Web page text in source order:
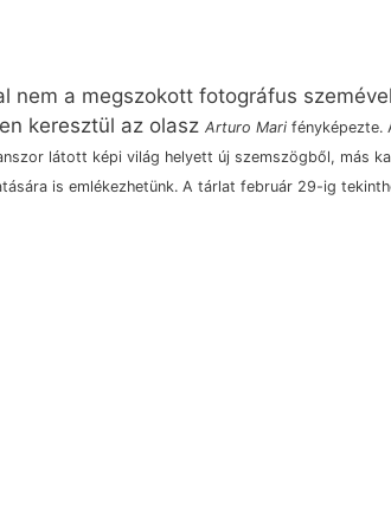
nem a megszokott fotográfus
keresztül az olasz Arturo Mari fényképezte.
látott képi világ helyett új szemszögből, más
is emlékezhetünk. A tárlat február 29-ig